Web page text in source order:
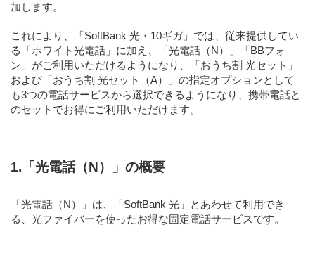
加します。
これにより、「SoftBank 光・10ギガ」では、従来提供してい
る「ホワイト光電話」に加え、「光電話（N）」「BBフォ
ン」がご利用いただけるようになり、「おうち割 光セット」
および「おうち割 光セット（A）」の指定オプションとして
も3つの電話サービスから選択できるようになり、携帯電話と
のセットでお得にご利用いただけます。
1.「光電話（N）」の概要
「光電話（N）」は、「SoftBank 光」とあわせて利用でき
る、光ファイバーを使ったお得な固定電話サービスです。